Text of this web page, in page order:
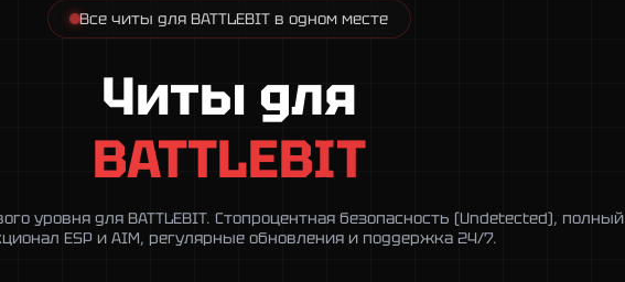
Все читы для BATTLEBIT в одном месте
Читы для
BATTLEBIT
уровня для BATTLEBIT. Стопроцентная безопасность (Undetected), полный
ESP и AIM, регулярные обновления и поддержка 24/7.